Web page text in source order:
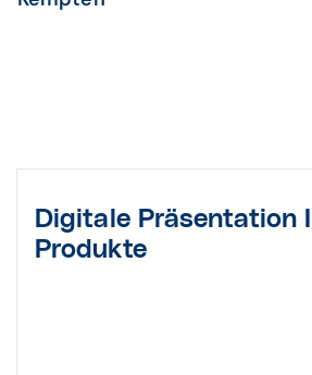
Digitale Präsentation
Produkte